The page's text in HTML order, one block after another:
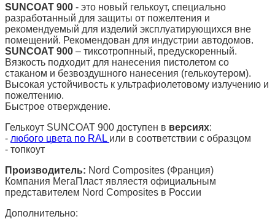
SUNCOAT 900 - это новый гелькоут, специально
разработанный для защиты от пожелтения и
рекомендуемый для изделий эксплуатирующихся вне
помещений. Рекомендован для индустрии автодомов.
SUNCOAT 900 – тиксотропнный, предускоренный.
Вязкость подходит для нанесения пистолетом со
стаканом и безвоздушного нанесения (гелькоутером).
Высокая устойчивость к ультрафиолетовому излучению и
пожелтению.
Быстрое отверждение.
Гелькоут SUNCOAT 900 доступен в версиях:
- любого цвета по RAL или в соответствии с образцом
- топкоут
Производитель: Nord Composites (Франция)
Компания МегаПласт являестя официальным
представителем Nord Composites в России
Дополнительно: